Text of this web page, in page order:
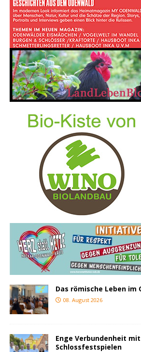
Das römische Leben im
08. August 2026
Enge Verbundenheit
Schlossfestspielen